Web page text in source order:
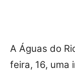
A Águas do
feira, 16, uma